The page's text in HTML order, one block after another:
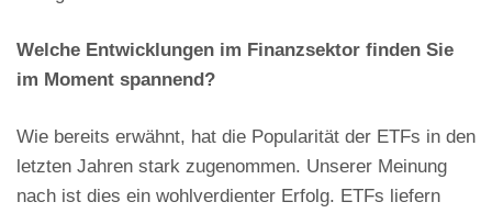
Welche Entwicklungen im Finanzsektor finden Sie
im Moment spannend?
Wie bereits erwähnt, hat die Popularität der ETFs in den
letzten Jahren stark zugenommen. Unserer Meinung
nach ist dies ein wohlverdienter Erfolg. ETFs liefern